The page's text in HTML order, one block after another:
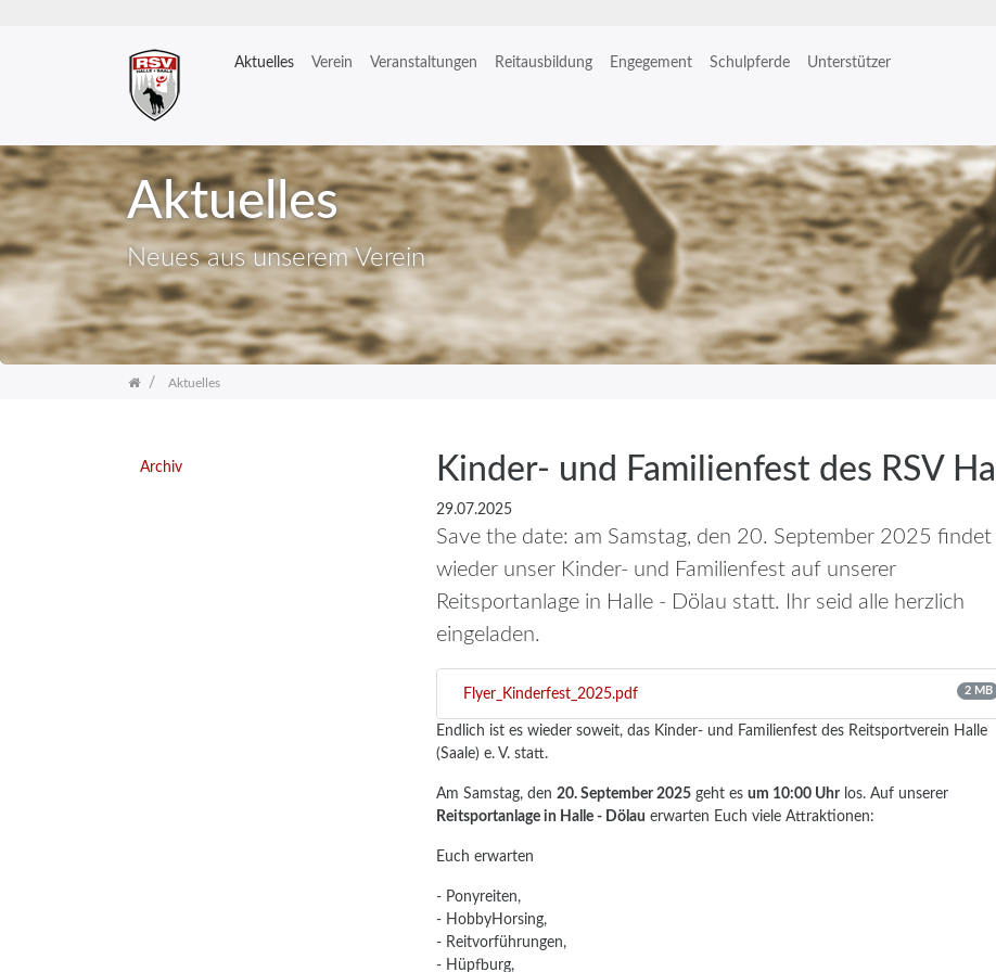
springen
Aktuelles Verein Veranstaltungen Reitausbildung Engegement Schulpferde Unterstützer
Aktuelles
Neues aus unserem Verein
Aktuelles
Archiv Kinder- und Familienfest des RSV
29.07.2025
Save the date: am Samstag, den 20. September 2025 findet
wieder unser Kinder- und Familienfest auf unserer
Reitsportanlage in Halle - Dölau statt. Ihr seid alle herzlich
eingeladen.
Flyer_Kinderfest_2025.pdf 2 MB
Endlich ist es wieder soweit, das Kinder- und Familienfest des Reitsportverein Halle
(Saale) e. V. statt.
Am Samstag, den 20. September 2025 geht es um 10:00 Uhr los. Auf unserer
Reitsportanlage in Halle - Dölau erwarten Euch viele Attraktionen:
Euch erwarten
- Ponyreiten,
- HobbyHorsing,
- Reitvorführungen,
- Hüpfburg,